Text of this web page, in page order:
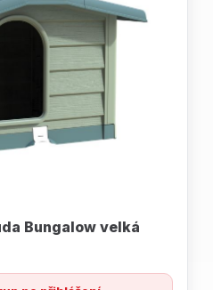
Bungalow velká